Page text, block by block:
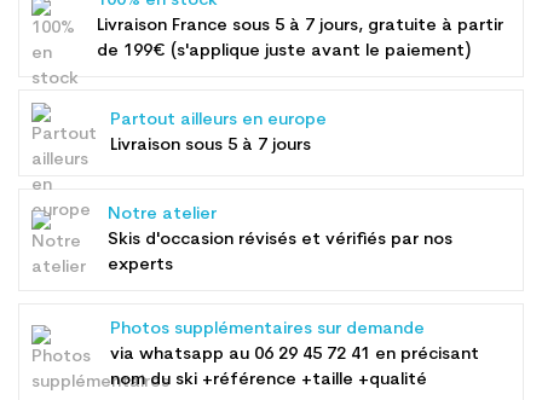
Livraison France sous 5 à 7 jours, gratuite à partir
de 199€ (s'applique juste avant le paiement)
Partout ailleurs en europe
Livraison sous 5 à 7 jours
Notre atelier
Skis d'occasion révisés et vérifiés par nos
experts
Photos supplémentaires sur demande
via whatsapp au 06 29 45 72 41 en précisant
nom du ski +référence +taille +qualité